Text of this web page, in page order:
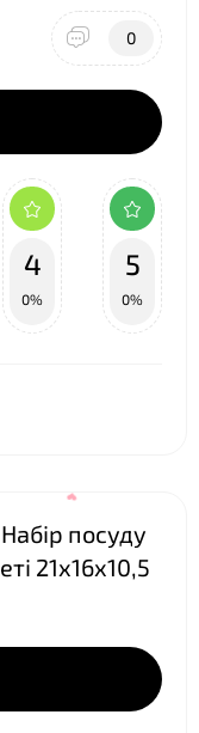
0
4
0%
5
0%
посуду
21х16х10,5